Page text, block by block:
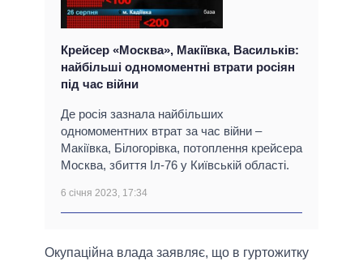
Крейсер «Москва», Макіївка, Васильків:
найбільші одномоментні втрати росіян
під час війни
Де росія зазнала найбільших
одномоментних втрат за час війни –
Макіївка, Білогорівка, потоплення крейсера
Москва, збиття Іл-76 у Київській області.
6 січня 2023, 17:34
Окупаційна влада заявляє, що в гуртожитку